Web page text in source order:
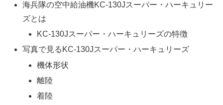
海兵隊の空中給油機KC-130Jスーパー・ハーキュリー
ズとは
KC-130Jスーパー・ハーキュリーズの特徴
写真で見るKC-130Jスーパー・ハーキュリーズ
機体形状
離陸
着陸